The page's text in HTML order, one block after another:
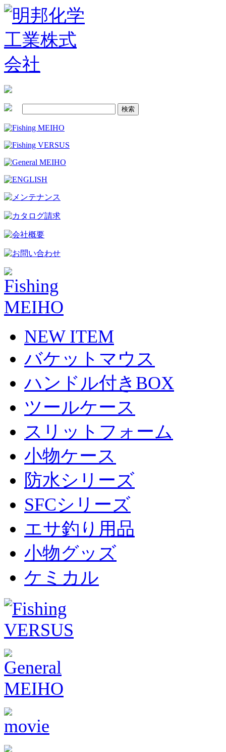
NEW ITEM
バケットマウス
ハンドル付きBOX
ツールケース
スリットフォーム
小物ケース
防水シリーズ
SFCシリーズ
エサ釣り用品
小物グッズ
ケミカル